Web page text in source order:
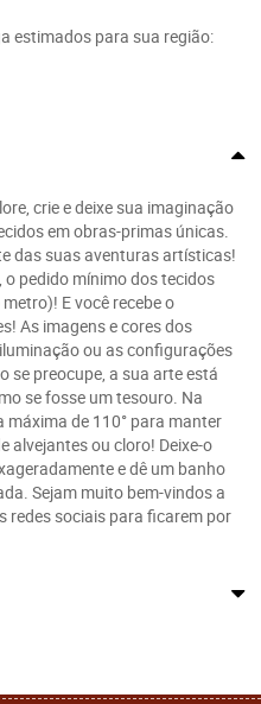
estimados para sua região:
crie e deixe sua imaginação
em obras-primas únicas.
das suas aventuras artísticas!
pedido mínimo dos tecidos
E você recebe o
As imagens e cores dos
ou as configurações
se preocupe, a sua arte está
se fosse um tesouro. Na
máxima de 110° para manter
alvejantes ou cloro! Deixe-o
e dê um banho
Sejam muito bem-vindos a
redes sociais para ficarem por